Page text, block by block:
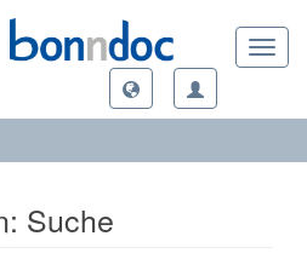
Suche